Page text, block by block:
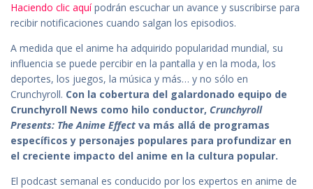
Haciendo clic aquípodrán escuchar un avance y suscribirse para
recibir notificaciones cuando salgan los episodios.
A medida que el anime ha adquirido popularidad mundial, su
influencia se puede percibir en la pantalla y en la moda, los
deportes, los juegos, la música y más… y no sólo en
Crunchyroll. Con la cobertura del galardonado equipo de
Crunchyroll News como hilo conductor, Crunchyroll
Presents: The Anime Effect va más allá de programas
específicos y personajes populares para profundizar en
el creciente impacto del anime en la cultura popular.
El podcast semanal es conducido por los expertos en anime de